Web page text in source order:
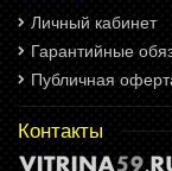
Личный кабинет
Гарантийные
Публичная
Контакты